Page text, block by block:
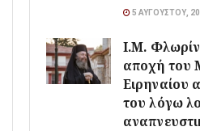
5 ΑΥΓΟΎΣΤΟΥ,
Ι.Μ.
αποχή του
Ειρηναίου
του λόγω